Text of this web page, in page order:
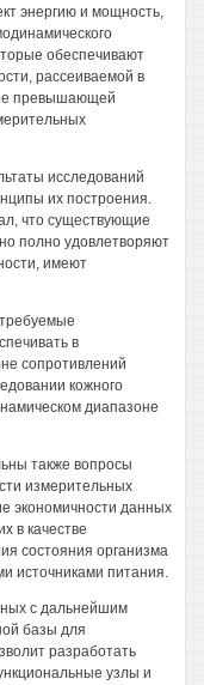
энергию и мощность,
обеспечивают
рассеиваемой в
превышающей
исследований
их построения.
что существующие
полно удовлетворяют
имеют
в
сопротивлений
кожного
диапазоне
также вопросы
измерительных
экономичности данных
в качестве
состояния организма
источниками питания.
с дальнейшим
базы для
разработать
узлы и